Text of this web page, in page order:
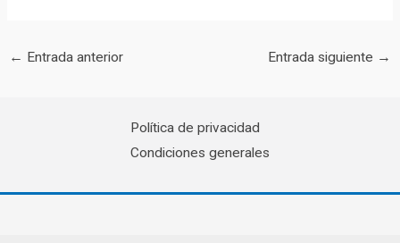
← Entrada anterior Entrada siguiente →
Política de privacidad
Condiciones generales